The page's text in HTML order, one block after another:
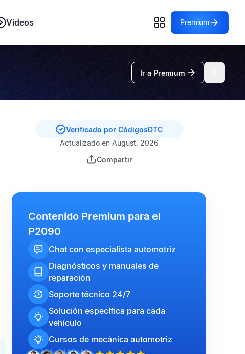
Vídeos Premium
Ir a Premium
Verificado por CódigosDTC
Actualizado en August, 2026
Compartir
Contenido Premium para el
P2090
Chat con especialista automotriz
Diagnósticos y manuales de
reparación
Soporte técnico 24/7
Solución específica para cada
vehículo
Cursos de mecánica automotriz